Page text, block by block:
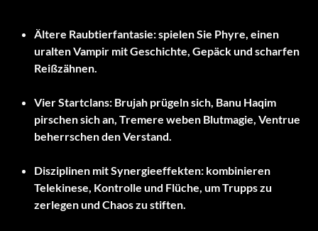
Ältere Raubtierfantasie:spielen Sie Phyre, einen
uralten Vampir mit Geschichte, Gepäck und scharfen
Reißzähnen.
Vier Startclans: Brujah prügeln sich, Banu Haqim
pirschen sich an, Tremere weben Blutmagie, Ventrue
beherrschen den Verstand.
Disziplinen mit Synergieeffekten: kombinieren
Telekinese, Kontrolle und Flüche, um Trupps zu
zerlegen und Chaos zu stiften.